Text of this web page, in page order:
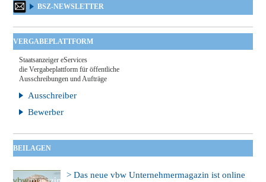
BSZ-NEWSLETTER
VERGABEPLATTFORM
Staatsanzeiger eServices
die Vergabeplattform für öffentliche
Ausschreibungen und Aufträge
Ausschreiber
Bewerber
BEILAGEN
> Das neue vbw Unternehmermagazin ist online